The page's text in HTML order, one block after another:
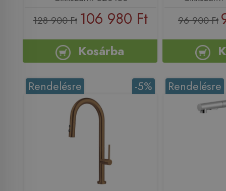
128 900 Ft 106 980 Ft
Kosárba
96 900 Ft
-5%
Rendelésre Rendelésre